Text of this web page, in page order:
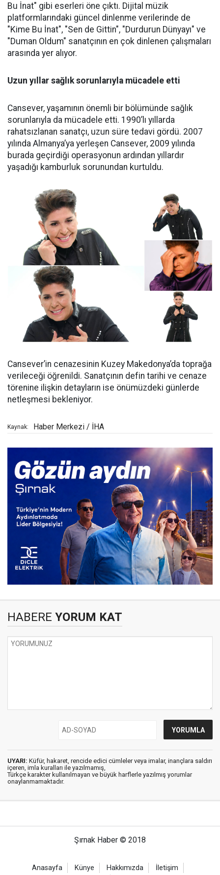
Bu İnat" gibi eserleri öne çıktı. Dijital müzik
platformlarındaki güncel dinlenme verilerinde de
"Kime Bu İnat", "Sen de Gittin", "Durdurun Dünyayı" ve
"Duman Oldum" sanatçının en çok dinlenen çalışmaları
arasında yer alıyor.
Uzun yıllar sağlık sorunlarıyla mücadele etti
Cansever, yaşamının önemli bir bölümünde sağlık
sorunlarıyla da mücadele etti. 1990’lı yıllarda
rahatsızlanan sanatçı, uzun süre tedavi gördü. 2007
yılında Almanya’ya yerleşen Cansever, 2009 yılında
burada geçirdiği operasyonun ardından yıllardır
yaşadığı kamburluk sorunundan kurtuldu.
Cansever’in cenazesinin Kuzey Makedonya’da toprağa
verileceği öğrenildi. Sanatçının defin tarihi ve cenaze
törenine ilişkin detayların ise önümüzdeki günlerde
netleşmesi bekleniyor.
Kaynak: Haber Merkezi / İHA
HABERE YORUM KAT
UYARI: Küfür, hakaret, rencide edici cümleler veya imalar, inançlara saldırı
içeren, imla kuralları ile yazılmamış,
Türkçe karakter kullanılmayan ve büyük harflerle yazılmış yorumlar
onaylanmamaktadır.
Şırnak Haber © 2018
Anasayfa Künye Hakkımızda İletişim